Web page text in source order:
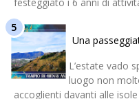
Una
L’estate vado
luogo non
accoglienti davanti alle